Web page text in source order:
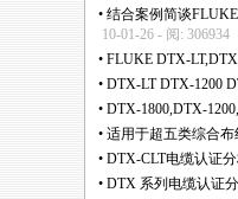
• 结合案例简谈
10-01-26 - 阅: 306934
• FLUKE DTX-
• DTX-LT DTX-1200
• DTX-1800,DTX-
• 适用于超五类综合
• DTX-CLT电缆认证
• DTX 系列电缆认证